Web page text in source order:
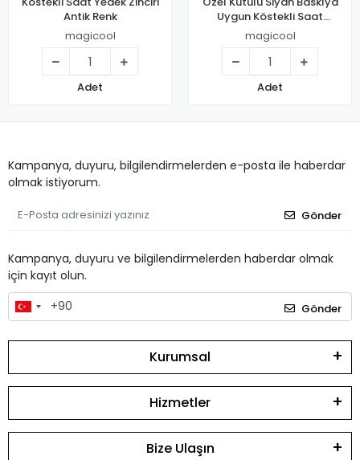
Antik Renk
magicool
Adet
Uygun Köstekli Saat
Alk5912
magicool
Adet
Kampanya, duyuru, bilgilendirmelerden e-posta ile haberdar
olmak istiyorum.
Gönder
Kampanya, duyuru ve bilgilendirmelerden haberdar olmak
için kayıt olun.
Gönder
Kurumsal
Hizmetler
Bize Ulaşın